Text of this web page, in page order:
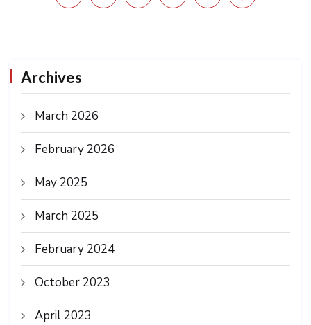
Archives
March 2026
February 2026
May 2025
March 2025
February 2024
October 2023
April 2023